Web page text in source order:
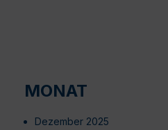
MONAT
Dezember 2025